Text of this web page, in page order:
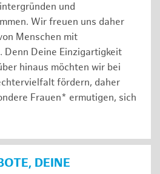
und
Wir freuen uns daher
Menschen mit
Denn Deine Einzigartigkeit
hinaus möchten wir bei
fördern, daher
Frauen* ermutigen, sich
DEINE